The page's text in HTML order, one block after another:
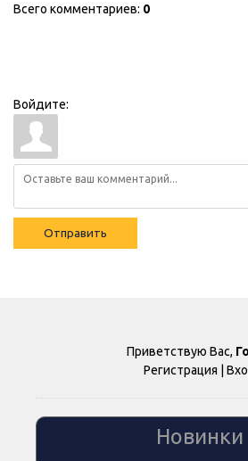
Всего комментариев: 0
Войдите:
Отправить
Приветствую Вас,
Регистрация |
Новинки